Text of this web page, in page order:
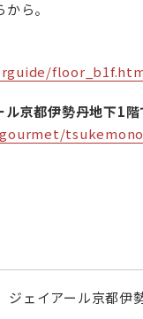
ら。
ル京都伊勢丹地下1
ジェイアール京都伊